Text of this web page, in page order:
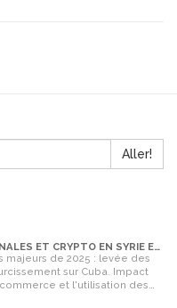
Aller!
ET CRYPTO EN SYRIE ET
2025
majeurs de 2025 : levée des
sur Cuba. Impact
et l'utilisation des